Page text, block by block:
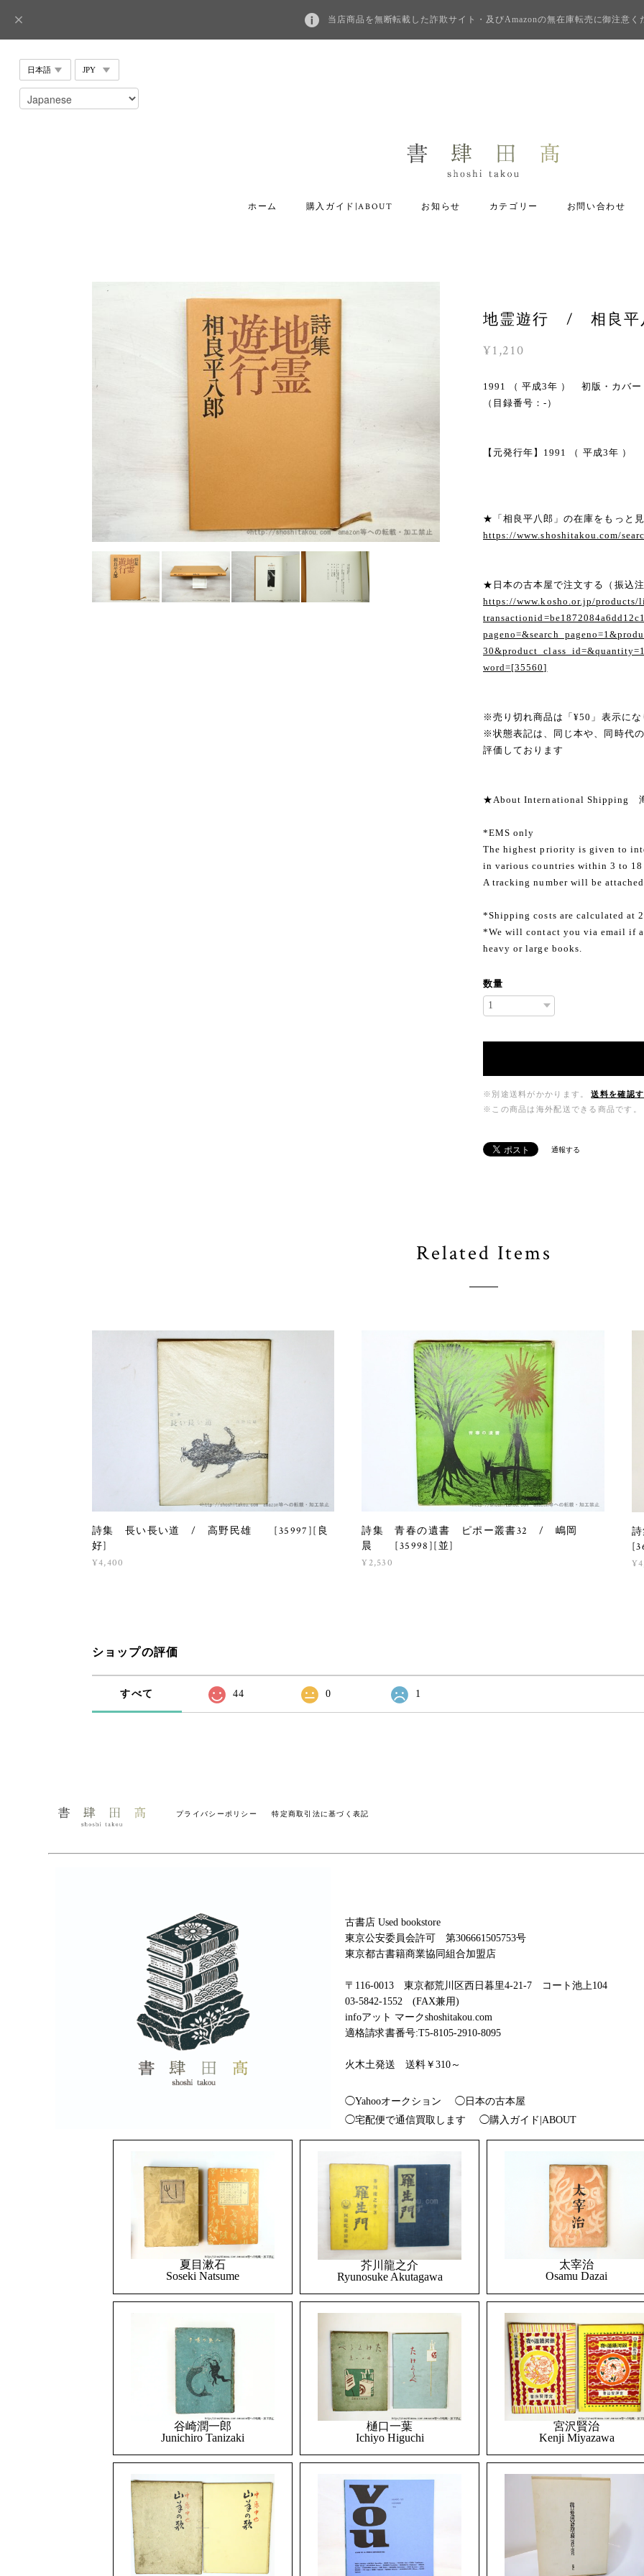
当店商品を無断転載した詐欺サイト・及びAmazonの無在庫転売に御注意く
ホーム 購入ガイド|ABOUT お知らせ カテゴリー お問い合わせ
地霊遊行 / 相良
¥1,210
1991 （ 平成3年 ） 初版・
（目録番号：-）
【元発行年】1991 （ 平成3年 ）
★「相良平八郎」の在庫をもっと
https://www.shoshitakou.com/
★日本の古本屋で注文する（振込
https://www.kosho.or.jp/products/
word=[35560]
※売り切れ商品は「¥50」表示にな
※状態表記は、同じ本や、同時代
評価しております
★About International Shipping
*EMS only
The highest priority is given to
in various countries within 3 to 18
A tracking number will be attached.
*Shipping costs are calculated at
*We will contact you via email if
heavy or large books.
数量
※別途送料がかかります。
送料を確認す
※この商品は海外配送できる商品です。
通報する
Related Items
詩集 長い長い道 / 高野民雄 [35997][良
好]
¥4,400
詩集 青春の遺書 ピポー叢書32 / 嶋岡
晨 [35998][並]
¥2,530
ショップの評価
すべて 44 0 1
プライバシーポリシー 特定商取引法に基づく表記
古書店 Used bookstore
東京公安委員会許可 第306661505753号
東京都古書籍商業協同組合加盟店
〒116-0013 東京都荒川区西日暮里4-21-7 コート池上104
03-5842-1552 (FAX兼用)
infoアット マークshoshitakou.com
適格請求書番号:T5-8105-2910-8095
火木土発送 送料￥310～
◯Yahooオークション
◯日本の古本屋
◯宅配便で通信買取します
◯購入ガイド|ABOUT
夏目漱石
Soseki Natsume
芥川龍之介
Ryunosuke Akutagawa
太宰治
Osamu Dazai
谷崎潤一郎
Junichiro Tanizaki
樋口一葉
Ichiyo Higuchi
宮沢賢治
Kenji Miyazawa